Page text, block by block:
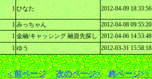
1 ひなた 2012-04-09 18:33:56
1 みっちゃん 2012-04-08 09:55:20
1 金融/キャッシング 融資先探し 2012-04-06 14:53:48
1 ゆう 2012-03-31 15:58:18
< 前ページ 次のページ>
終ページ>>